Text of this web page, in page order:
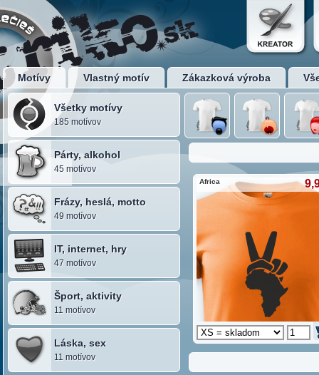
Motívy Vlastný motív Zákazková výroba
Všetky motívy
185 motívov
Párty, alkohol
45 motívov
Frázy, heslá, motto
49 motívov
IT, internet, hry
47 motívov
Šport, aktivity
11 motívov
Láska, sex
11 motívov
Africa